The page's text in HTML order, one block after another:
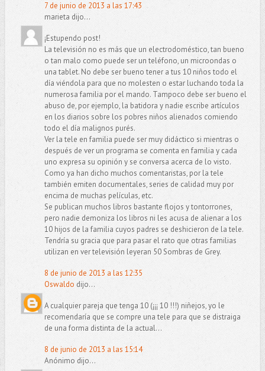
7 de junio de 2013 a las 17:43
marieta dijo...
¡Estupendo post!
La televisión no es más que un electrodoméstico, tan bueno
o tan malo como puede ser un teléfono, un microondas o
una tablet. No debe ser bueno tener a tus 10 niños todo el
día viéndola para que no molesten o estar luchando toda la
numerosa familia por el mando. Tampoco debe ser bueno el
abuso de, por ejemplo, la batidora y nadie escribe artículos
en los diarios sobre los pobres niños alienados comiendo
todo el día malignos purés.
Ver la tele en familia puede ser muy didáctico si mientras o
después de ver un programa se comenta en familia y cada
uno expresa su opinión y se conversa acerca de lo visto.
Como ya han dicho muchos comentaristas, por la tele
también emiten documentales, series de calidad muy por
encima de muchas películas, etc.
Se publican muchos libros bastante flojos y tontorrones,
pero nadie demoniza los libros ni les acusa de alienar a los
10 hijos de la familia cuyos padres se deshicieron de la tele.
Tendría su gracia que para pasar el rato que otras familias
utilizan en ver televisión leyeran 50 Sombras de Grey.
8 de junio de 2013 a las 12:35
Oswaldo dijo...
A cualquier pareja que tenga 10 (¡¡¡ 10 !!!) niñejos, yo le
recomendaría que se compre una tele para que se distraiga
de una forma distinta de la actual...
8 de junio de 2013 a las 15:14
Anónimo dijo...